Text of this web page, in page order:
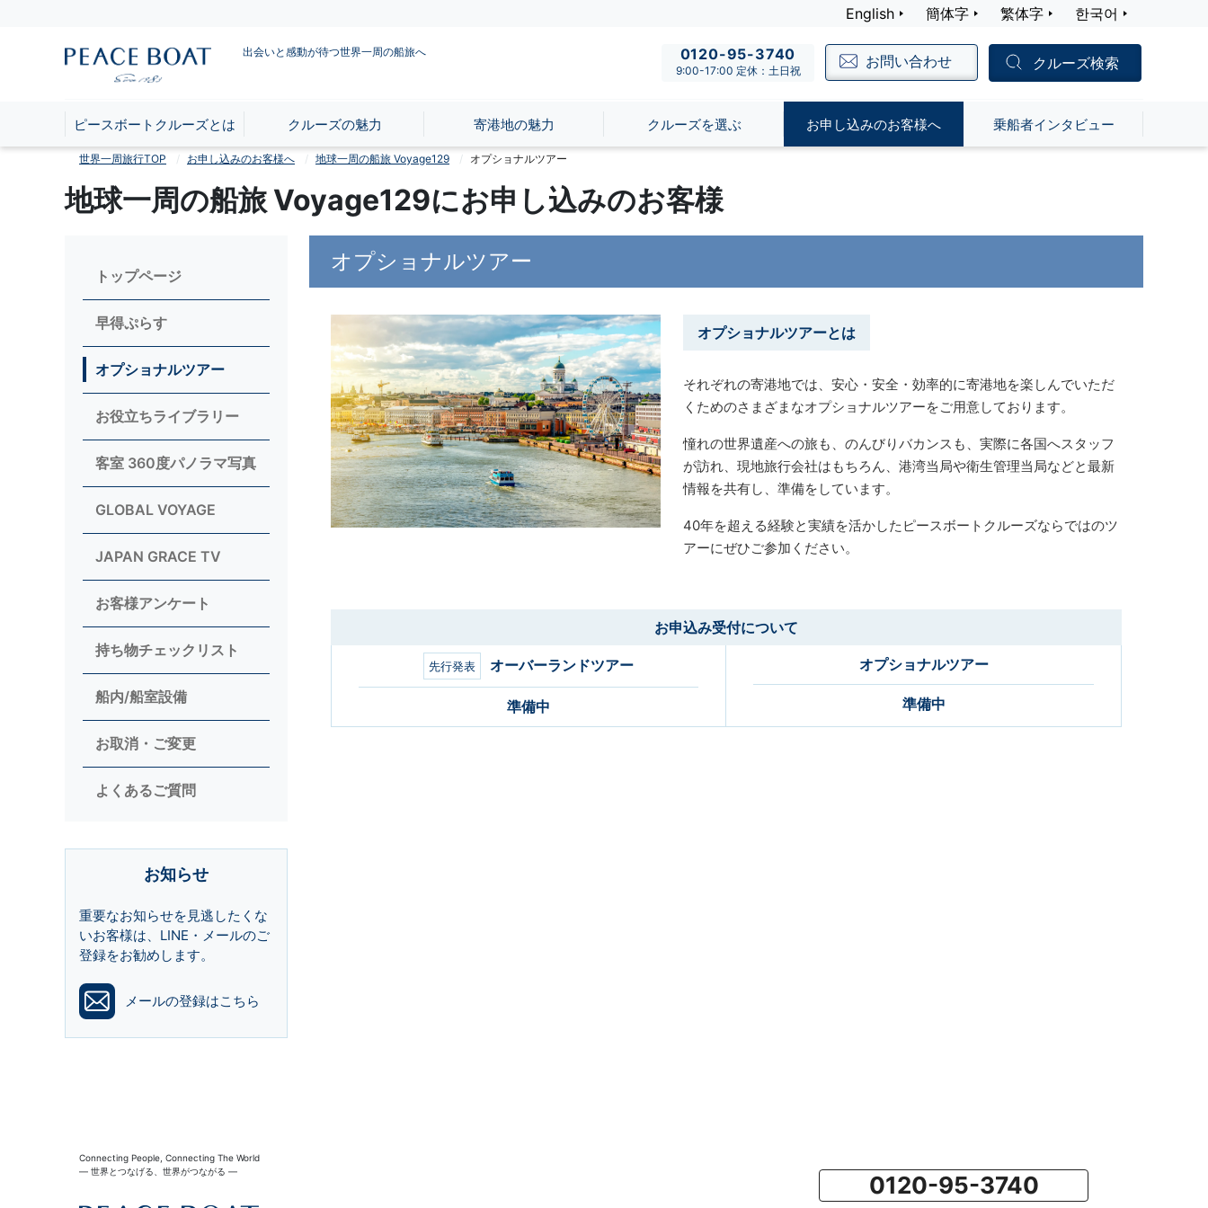
English 簡体字 繁体字 한국어
出会いと感動が待つ世界一周の船旅へ 0120-95-3740
9:00-17:00 定休：土日祝
お問い合わせ クルーズ検索
ピースボートクルーズとは クルーズの魅力 寄港地の魅力 クルーズを選ぶ お申し込みのお客様へ 乗船者インタビュー
世界一周旅行TOP お申し込みのお客様へ 地球一周の船旅 Voyage129 オプショナルツアー
地球一周の船旅 Voyage129にお申し込みのお客様
トップページ
早得ぷらす
オプショナルツアー
お役立ちライブラリー
客室 360度パノラマ写真
GLOBAL VOYAGE
JAPAN GRACE TV
お客様アンケート
持ち物チェックリスト
船内/船室設備
お取消・ご変更
よくあるご質問
お知らせ
重要なお知らせを見逃したくな
いお客様は、LINE・メールのご
登録をお勧めします。
メールの登録はこちら
オプショナルツアー
オプショナルツアーとは
それぞれの寄港地では、安心・安全・効率的に寄港地を楽しんでいただ
くためのさまざまなオプショナルツアーをご用意しております。
憧れの世界遺産への旅も、のんびりバカンスも、実際に各国へスタッフ
が訪れ、現地旅行会社はもちろん、港湾当局や衛生管理当局などと最新
情報を共有し、準備をしています。
40年を超える経験と実績を活かしたピースボートクルーズならではのツ
アーにぜひご参加ください。
お申込み受付について
先行発表 オーバーランドツアー
準備中
オプショナルツアー
準備中
0120-95-3740
Connecting People, Connecting The World
― 世界とつなげる、世界がつながる ―